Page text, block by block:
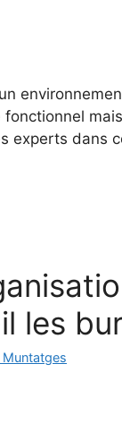
un
experts dans
les